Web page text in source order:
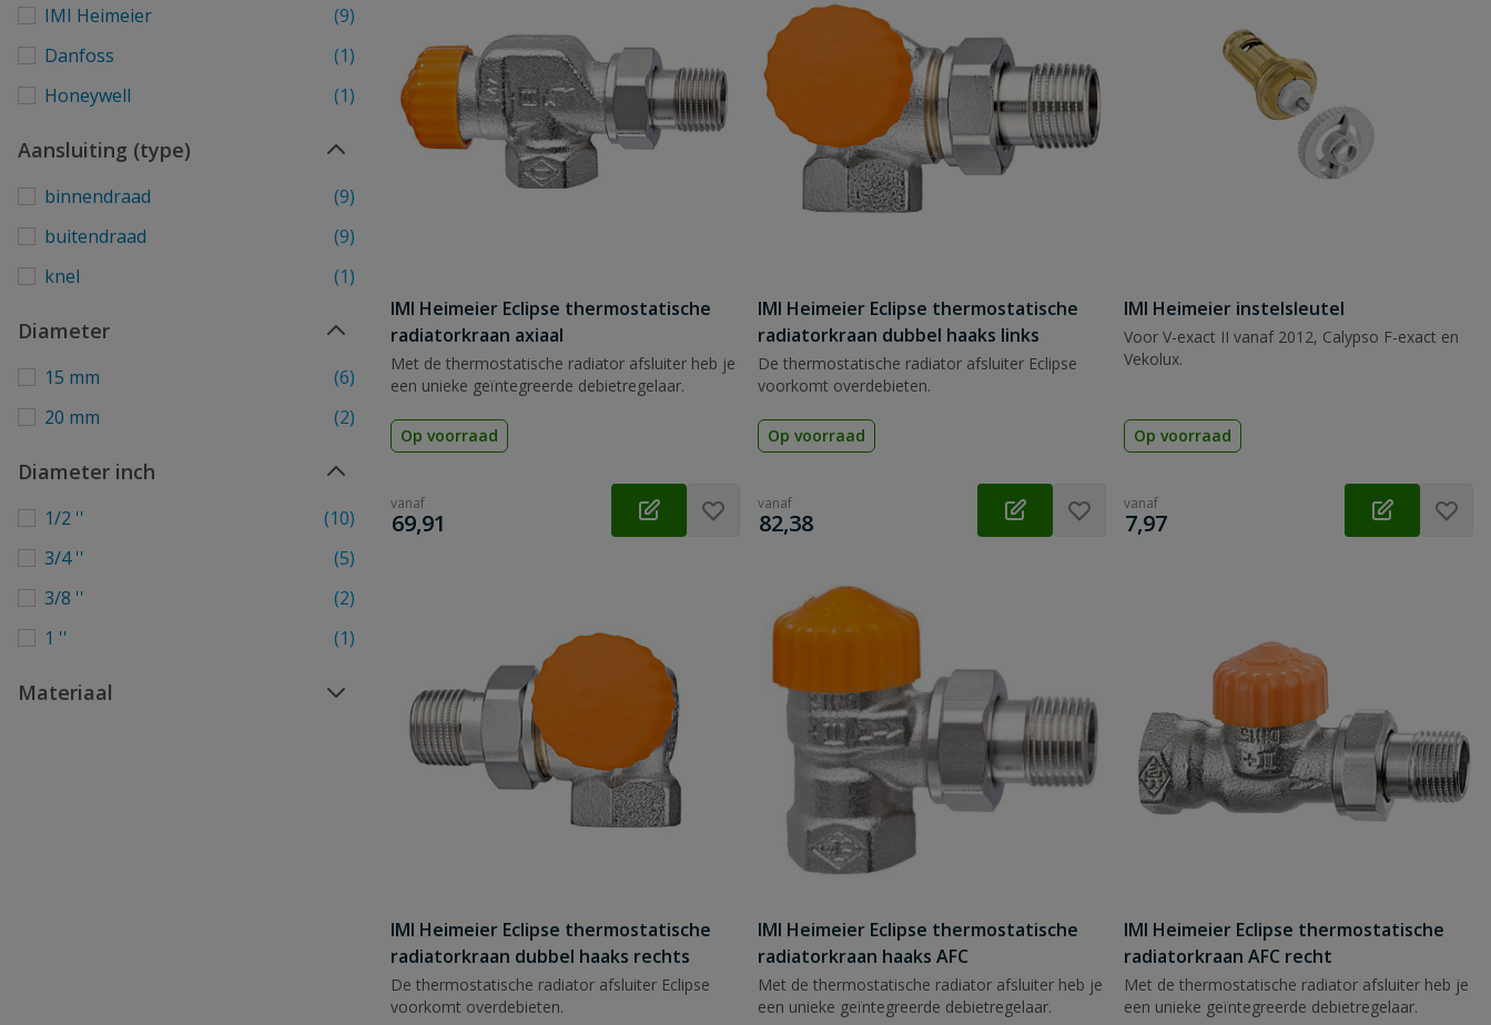
IMI Heimeier
(9)
Danfoss
(1)
Honeywell
(1)
Aansluiting (type)
binnendraad
(9)
buitendraad
(9)
knel
(1)
Diameter
15 mm
(6)
20 mm
(2)
Diameter inch
1/2 ''
(10)
3/4 ''
(5)
3/8 ''
(2)
1 ''
(1)
Materiaal
IMI Heimeier Eclipse thermostatische
radiatorkraan axiaal
Met de thermostatische radiator afsluiter heb je
een unieke geïntegreerde debietregelaar.
Op voorraad
vanaf
€
69,91
IMI Heimeier Eclipse thermostatische
radiatorkraan dubbel haaks links
De thermostatische radiator afsluiter Eclipse
voorkomt overdebieten.
Op voorraad
vanaf
€
82,38
IMI Heimeier instelsleutel
Voor V-exact II vanaf 2012, Calypso F-exact en
Vekolux.
Op voorraad
vanaf
€
7,97
IMI Heimeier Eclipse thermostatische
radiatorkraan dubbel haaks rechts
De thermostatische radiator afsluiter Eclipse
voorkomt overdebieten.
IMI Heimeier Eclipse thermostatische
radiatorkraan haaks AFC
Met de thermostatische radiator afsluiter heb je
een unieke geïntegreerde debietregelaar.
IMI Heimeier Eclipse thermostatische
radiatorkraan AFC recht
Met de thermostatische radiator afsluiter heb je
een unieke geïntegreerde debietregelaar.